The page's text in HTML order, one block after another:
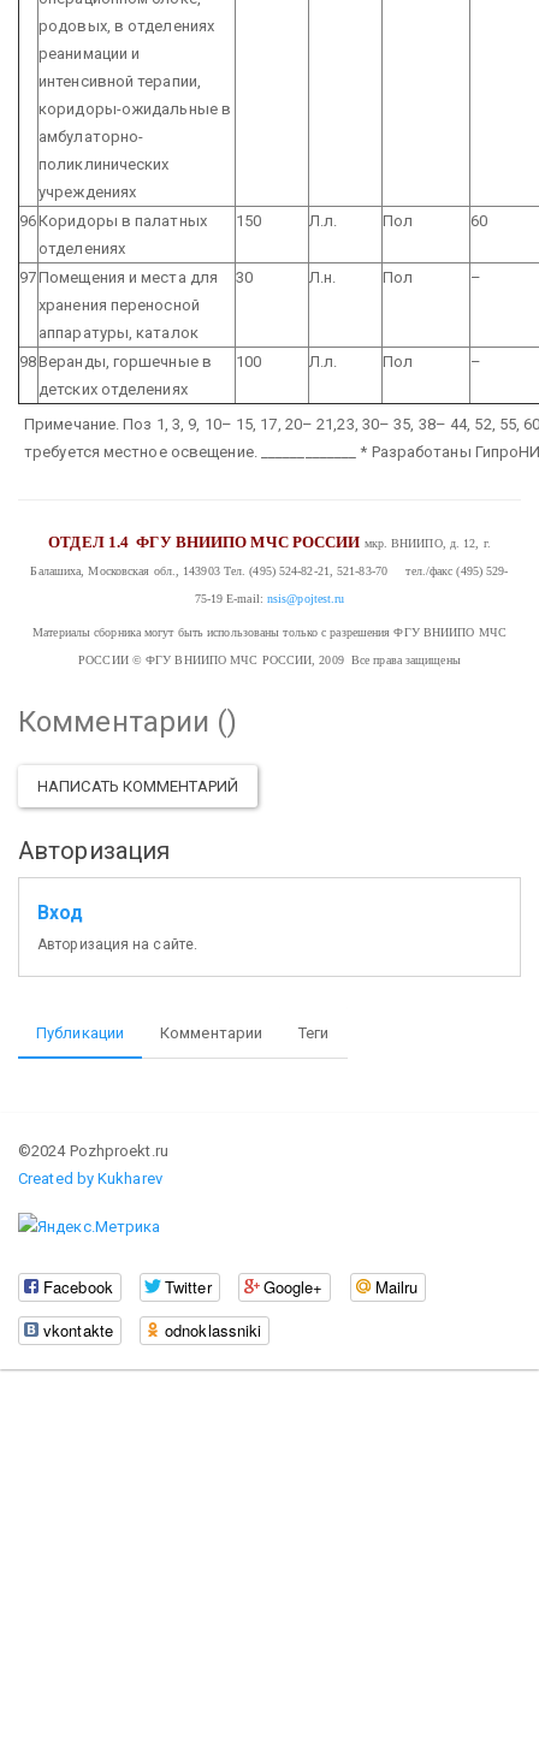
родовых, в отделениях
реанимации и
интенсивной терапии,
коридоры-ожидальные в
амбулаторно-
поликлинических
учреждениях
96Коридоры в палатных
отделениях
150 Л.л. Пол 60
97Помещения и места для
хранения переносной
аппаратуры, каталок
30 Л.н. Пол –
98Веранды, горшечные в
детских отделениях
100 Л.л. Пол –
Примечание. Поз 1, 3, 9, 10– 15, 17, 20– 21,23, 30– 35, 38– 44, 52, 55,
требуется местное освещение.
* Разработаны
ОТДЕЛ 1.4ФГУ ВНИИПО МЧС РОССИИ мкр. ВНИИПО, д. 12, г.
Балашиха, Московская обл., 143903Тел. (495) 524-82-21, 521-83-70 тел./факс (495) 529-
75-19 E-mail: nsis@pojtest.ru
Материалы сборника могут быть использованы только с разрешения ФГУ ВНИИПО МЧС
РОССИИ© ФГУ ВНИИПО МЧС РОССИИ, 2009 Все права защищены
Комментарии ()
НАПИСАТЬ КОММЕНТАРИЙ
Авторизация
Вход
Авторизация на сайте.
Публикации Комментарии Теги
©2024 Pozhproekt.ru
Created by Kukharev
Facebook Twitter Google+
Mailru
vkontakte
odnoklassniki